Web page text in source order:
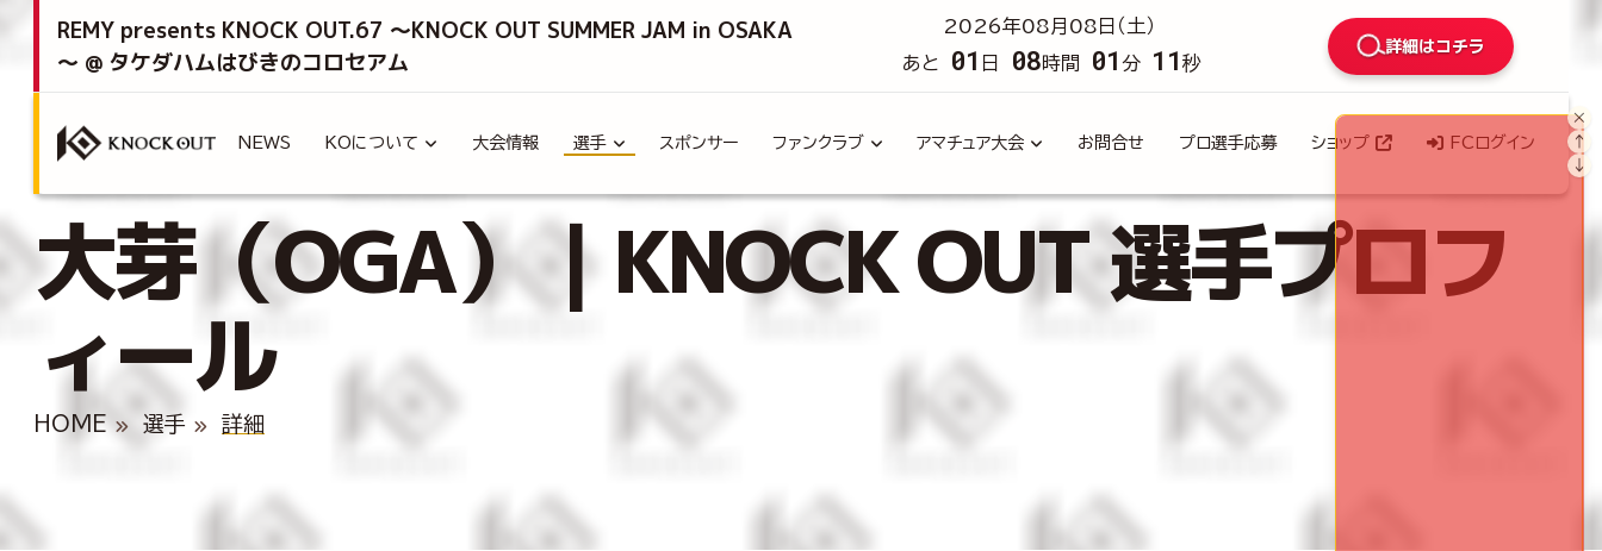
REMY presents KNOCK OUT.67 ～KNOCK OUT SUMMER JAM in OSAKA
～ @ タケダハムはびきのコロセアム
2026年08月08日（土）
あと
01 日 08時間 01 分 09 秒
詳細はコチラ
NEWS KOについて 大会情報 選手 スポンサー ファンクラブ アマチュア大会 お問合せ プロ選手応募 ショップ FCログイン
大芽（OGA）｜KNOCK OUT 選手プロフ
ィール
HOME 選手 詳細
×
↑
↓